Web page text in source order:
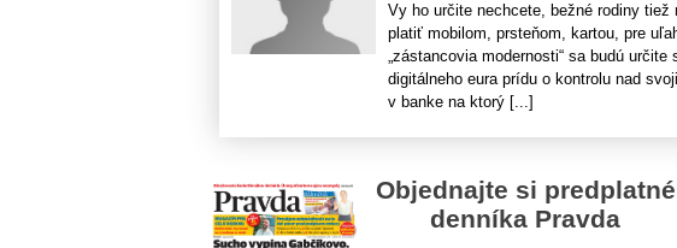
Vy ho určite nechcete, bežné rodiny
platiť mobilom, prsteňom, kartou, pre
„zástancovia modernosti“ sa budú
digitálneho eura prídu o kontrolu nad
v banke na ktorý [...]
Objednajte si predplatné
denníka Pravda